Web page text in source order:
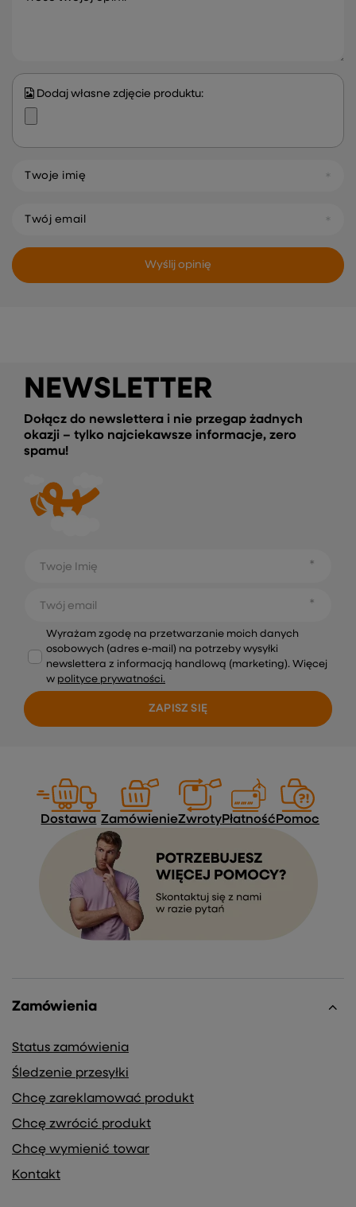
Dodaj własne zdjęcie produktu:
Twoje imię
Twój email
Wyślij opinię
NEWSLETTER
Dołącz do newslettera i nie przegap żadnych
okazji – tylko najciekawsze informacje, zero
spamu!
Twoje Imię
Twój email
Wyrażam zgodę na przetwarzanie moich danych
osobowych (adres e-mail) na potrzeby wysyłki
newslettera z informacją handlową (marketing). Więcej
w polityce prywatności.
ZAPISZ SIĘ
Dostawa ZamówienieZwrotyPłatnośćPomoc
Zamówienia
Status zamówienia
Śledzenie przesyłki
Chcę zareklamować produkt
Chcę zwrócić produkt
Chcę wymienić towar
Kontakt